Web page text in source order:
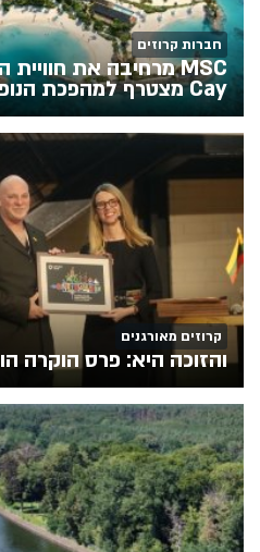
חברות קרוזים
Cay מצטרף למהפכת הנופש בבהאמה
קרוזים מאורגנים
והזוכה היא: פרס הוקרה